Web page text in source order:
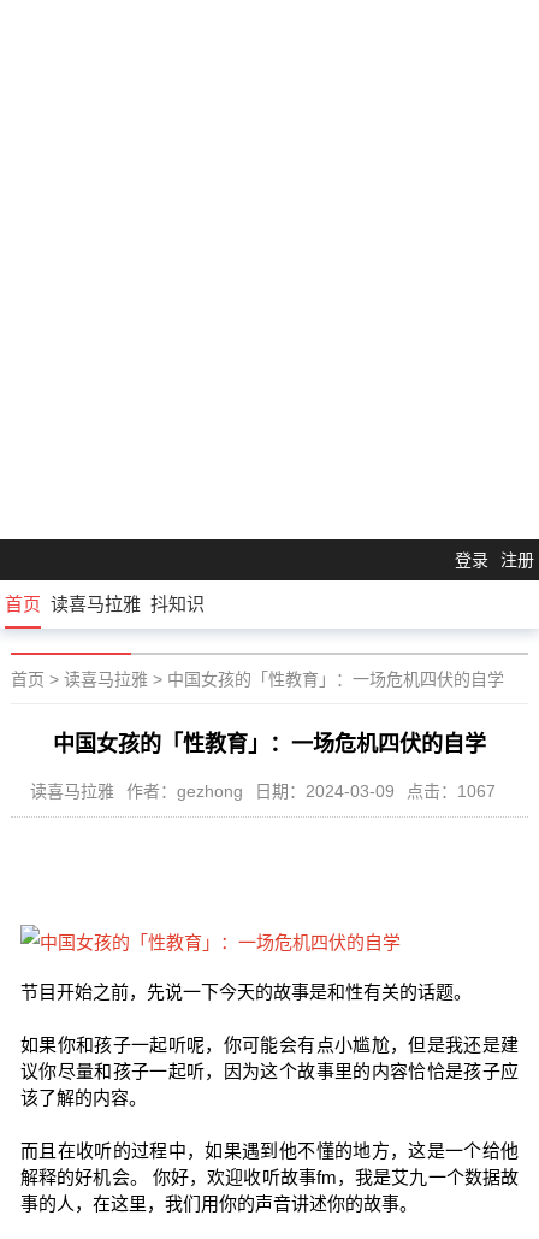
登录 注册
首页 读喜马拉雅 抖知识
首页 > 读喜马拉雅> 中国女孩的「性教育」：一场危机四伏的自学
中国女孩的「性教育」：一场危机四伏的自学
读喜马拉雅 作者：gezhong 日期：2024-03-09 点击：1067
节目开始之前，先说一下今天的故事是和性有关的话题。
如果你和孩子一起听呢，你可能会有点小尴尬，但是我还是建
议你尽量和孩子一起听，因为这个故事里的内容恰恰是孩子应
该了解的内容。
而且在收听的过程中，如果遇到他不懂的地方，这是一个给他
解释的好机会。 你好，欢迎收听故事fm，我是艾九一个数据故
事的人，在这里，我们用你的声音讲述你的故事。